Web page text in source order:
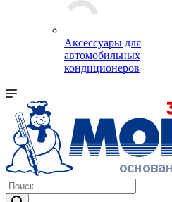
Аксессуары для
автомобильных
кондиционеров